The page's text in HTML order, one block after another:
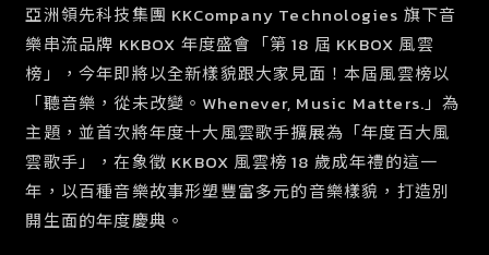
亞洲領先科技集團 KKCompany Technologies 旗下音
樂串流品牌 KKBOX 年度盛會「第 18 屆 KKBOX 風雲
榜」，今年即將以全新樣貌跟大家見面！本屆風雲榜以
「聽音樂，從未改變。Whenever, Music Matters.」為
主題，並首次將年度十大風雲歌手擴展為「年度百大風
雲歌手」，在象徵 KKBOX 風雲榜 18 歲成年禮的這一
年，以百種音樂故事形塑豐富多元的音樂樣貌，打造別
開生面的年度慶典。